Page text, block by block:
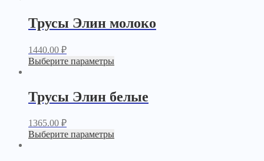
Трусы Элин молоко
1440.00 ₽
Выберите параметры
Трусы Элин белые
1365.00 ₽
Выберите параметры